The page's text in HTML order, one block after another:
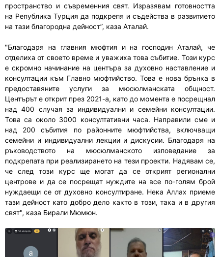
пространство и съвременния свят. Изразявам готовността
на Република Турция да подкрепя и съдейства в развитието
на тази благородна дейност”, каза Аталай.
"Благодаря на главния мюфтия и на господин Аталай, че
отделиха от своето време и уважиха това събитие. Този курс
е скромно начинание на центъра за духовно наставление и
консултации към Главно мюфтийство. Това е нова брънка в
предоставяните услуги за мюсюлманската общност.
Центърът е открит през 2021-а, като до момента е посрещнал
над 400 случая за индивидуални и семейни консултации.
Това са около 3000 консултативни часа. Направили сме и
над 200 събития по районните мюфтийства, включващи
семейни и индивидуални лекции и дискусии. Благодаря на
ръководството на мюсюлманското изповедание за
подкрепата при реализирането на тези проекти. Надявам се,
че след този курс ще могат да се открият регионални
центрове и да се посрещат нуждите на все по-голям брой
нуждаещи се от духовно консултиране. Нека Аллах приеме
тази дейност като добро дело както в този, така и в другия
свят", каза Бирали Мюмюн.